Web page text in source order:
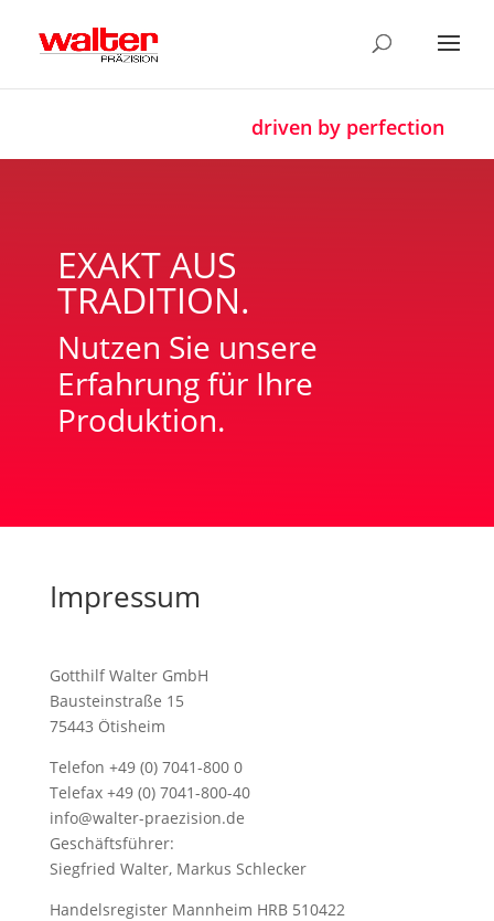
driven by perfection
EXAKT AUS
TRADITION.
Nutzen Sie unsere
Erfahrung für Ihre
Produktion.
Impressum
Gotthilf Walter GmbH
Bausteinstraße 15
75443 Ötisheim
Telefon +49 (0) 7041-800 0
Telefax +49 (0) 7041-800-40
info@walter-praezision.de
Geschäftsführer:
Siegfried Walter, Markus Schlecker
Handelsregister Mannheim HRB 510422